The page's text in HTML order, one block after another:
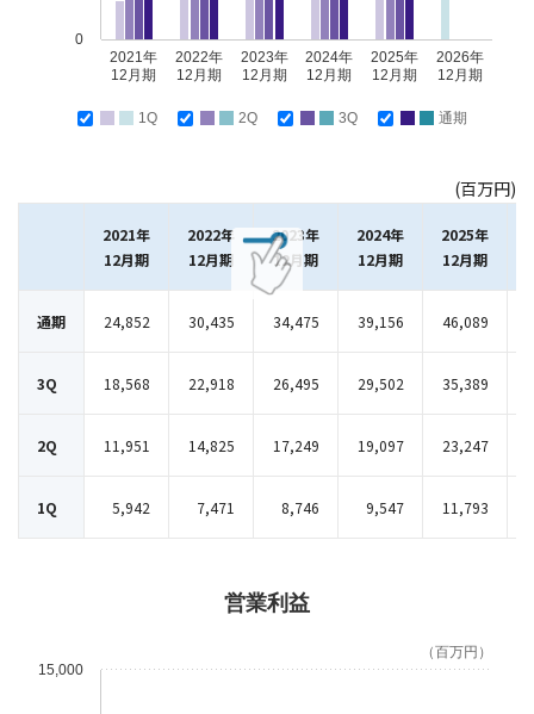
2021年
12月期
2022年
12月期
2023年
12月期
2024年
12月期
2025年
12月期
2026年
12月期
0
1Q 2Q 3Q 通期
(百万円)
2021年
12月期
2022年
12月期
2023年
12月期
2024年
12月期
2025年
12月期
通期 24,852 30,435 34,475 39,156 46,089
3Q 18,568 22,918 26,495 29,502 35,389
2Q 11,951 14,825 17,249 19,097 23,247
1Q 5,942 7,471 8,746 9,547 11,793
営業利益
15,000
（百万円）